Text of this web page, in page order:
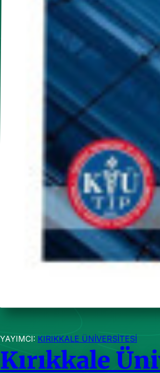
YAYIMCI: KIRIKKALE ÜNİVERSİTESİ
Kırıkkale